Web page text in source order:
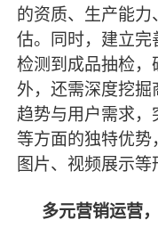
的资质、生产能
估。同时，建立
检测到成品抽检
外，还需深度挖
趋势与用户需求
等方面的独特优势
图片、视频展示等
多元营销运营